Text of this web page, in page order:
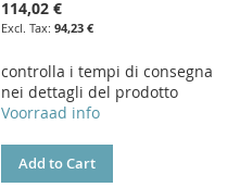
114,02 €
94,23 €
controlla i tempi di consegna
nei dettagli del prodotto
Voorraad info
Add to Cart